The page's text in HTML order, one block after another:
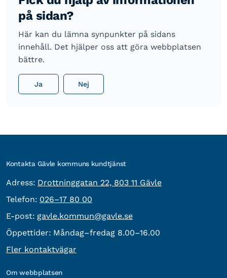
på sidan?
Här kan du lämna synpunkter på sidans
innehåll. Det hjälper oss att göra webbplatsen
bättre.
Ja Nej
Kontakta Gävle kommuns kundtjänst
Adress: besöksadress:
Drottninggatan 22, 803 11 Gävle
Telefon: Telefon:
026–17 80 00
E-post: E-post:
gavle.kommun@gavle.se
Öppettider: Måndag–fredag 8.00–16.00
Fler kontaktvägar
Om webbplatsen